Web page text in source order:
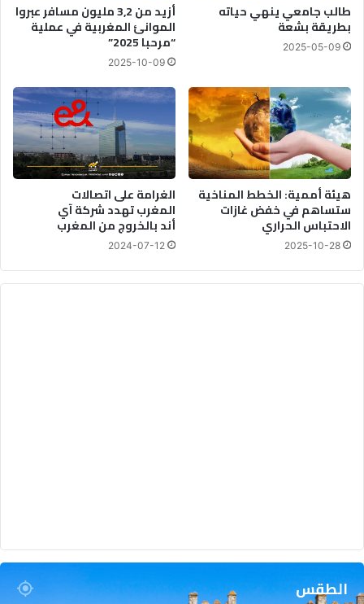
طالب جامعي ينهي حياته
بطريقة بشعة
2025-05-09
أزيد من 3,2 مليون مسافر عبروا
الموانئ المغربية في عملية
“مرحبا 2025”
2025-10-09
هيئة أممية: الخطط المناخية
ستساهم في خفض غازات
الاحتباس الحراري
2025-10-28
الغرامة على اتصالات
المغرب تهدد شركة آي
أند بالخروج من المغرب
2024-07-12
الطقس